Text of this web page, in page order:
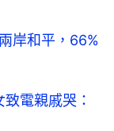
岸和平，66%
電親戚哭：